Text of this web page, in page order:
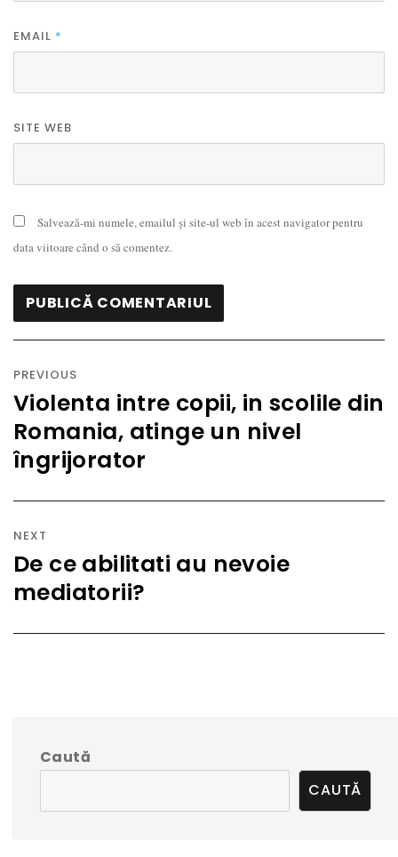
EMAIL *
SITE WEB
Salvează-mi numele, emailul și site-ul web în acest navigator pentru
data viitoare când o să comentez.
în
articole
PREVIOUS
Previous
post:
Violenta intre copii, in scolile din
Romania, atinge un nivel
îngrijorator
NEXT
Next
post:
De ce abilitati au nevoie
mediatorii?
Caută
CAUTĂ